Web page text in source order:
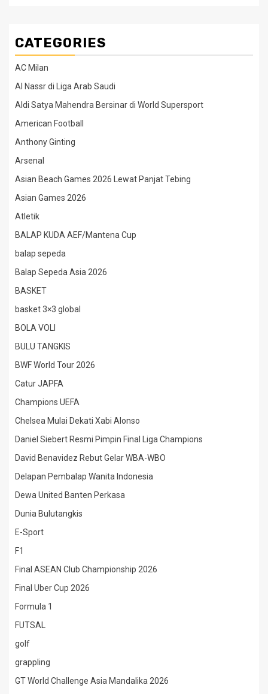
CATEGORIES
AC Milan
Al Nassr di Liga Arab Saudi
Aldi Satya Mahendra Bersinar di World Supersport
American Football
Anthony Ginting
Arsenal
Asian Beach Games 2026 Lewat Panjat Tebing
Asian Games 2026
Atletik
BALAP KUDA AEF/Mantena Cup
balap sepeda
Balap Sepeda Asia 2026
BASKET
basket 3×3 global
BOLA VOLI
BULU TANGKIS
BWF World Tour 2026
Catur JAPFA
Champions UEFA
Chelsea Mulai Dekati Xabi Alonso
Daniel Siebert Resmi Pimpin Final Liga Champions
David Benavidez Rebut Gelar WBA-WBO
Delapan Pembalap Wanita Indonesia
Dewa United Banten Perkasa
Dunia Bulutangkis
E-Sport
F1
Final ASEAN Club Championship 2026
Final Uber Cup 2026
Formula 1
FUTSAL
golf
grappling
GT World Challenge Asia Mandalika 2026